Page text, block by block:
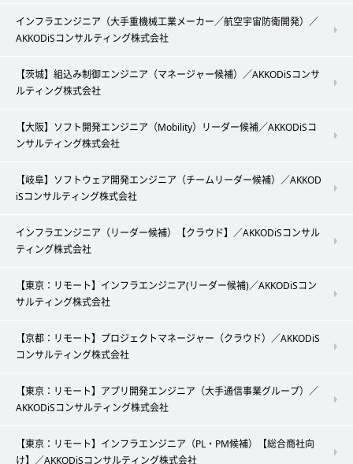
インフラエンジニア（大手重機械工業メーカー／航空宇宙防衛開発）／
AKKODiSコンサルティング株式会社
【茨城】組込み制御エンジニア（マネージャー候補）／AKKODiSコンサ
ルティング株式会社
【大阪】ソフト開発エンジニア（Mobility）リーダー候補／AKKODiSコ
ンサルティング株式会社
【岐阜】ソフトウェア開発エンジニア（チームリーダー候補）／AKKOD
iSコンサルティング株式会社
インフラエンジニア（リーダー候補）【クラウド】／AKKODiSコンサル
ティング株式会社
【東京：リモート】インフラエンジニア(リーダー候補)／AKKODiSコン
サルティング株式会社
【京都：リモート】プロジェクトマネージャー（クラウド）／AKKODiS
コンサルティング株式会社
【東京：リモート】アプリ開発エンジニア（大手通信事業グループ）／
AKKODiSコンサルティング株式会社
【東京：リモート】インフラエンジニア（PL・PM候補）【総合商社向
け】／AKKODiSコンサルティング株式会社